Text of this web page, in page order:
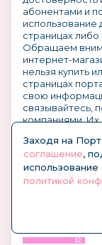
абонентами и
использование
страницах
Обращаем
интернет-
нельзя купить
страницах
свою
связывайтесь,
компаниями.
Заходя на
соглашение,
использование
политикой
О размещении
Заходя на
соглашение,
политикой